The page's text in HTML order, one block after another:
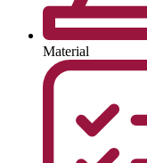
Material